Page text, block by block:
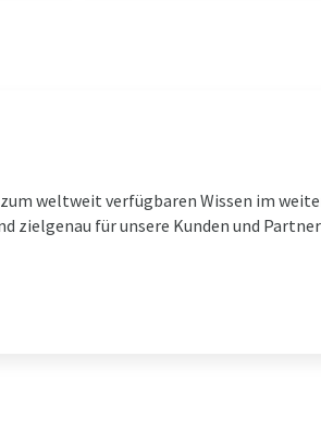
weltweit verfügbaren Wissen im
zielgenau für unsere Kunden und